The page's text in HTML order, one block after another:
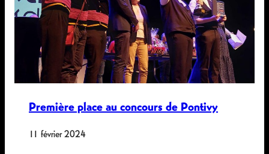
n
o
z
u
a
a
Première place au concours de Pontivy
11 février 2024